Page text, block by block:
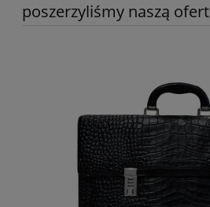
poszerzyliśmy naszą